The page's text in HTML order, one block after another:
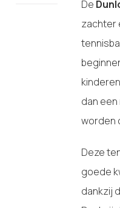
De
zachter
dan een
worden
Deze
goede
dankzij